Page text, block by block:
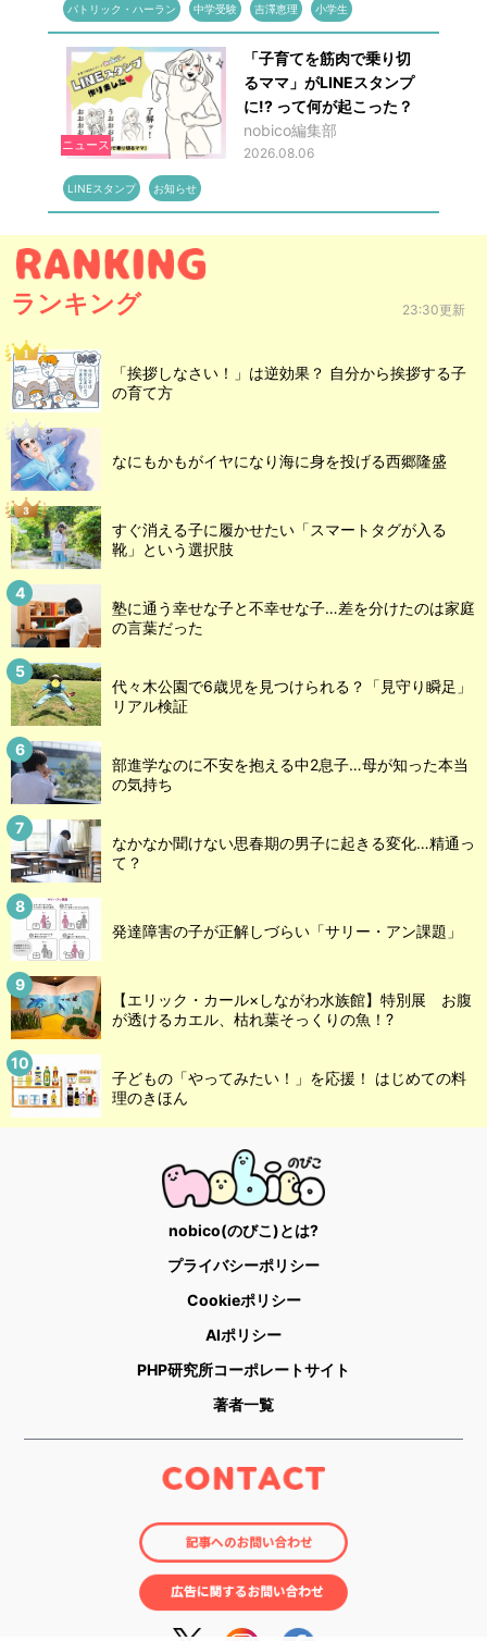
パトリック・ハーラン 中学受験 吉澤恵理 小学生
ニュース
「子育てを筋肉で乗り切
るママ」がLINEスタンプ
に!? って何が起こった？
nobico編集部
2026.08.06
LINEスタンプ お知らせ
ランキング 23:30更新
「挨拶しなさい！」は逆効果？ 自分から挨拶する子
の育て方
なにもかもがイヤになり海に身を投げる西郷隆盛
すぐ消える子に履かせたい「スマートタグが入る
靴」という選択肢
塾に通う幸せな子と不幸せな子…差を分けたのは家庭
の言葉だった
代々木公園で6歳児を見つけられる？「見守り瞬足」
リアル検証
部進学なのに不安を抱える中2息子…母が知った本当
の気持ち
なかなか聞けない思春期の男子に起きる変化…精通っ
て？
発達障害の子が正解しづらい「サリー・アン課題」
【エリック・カール×しながわ水族館】特別展 お腹
が透けるカエル、枯れ葉そっくりの魚！?
子どもの「やってみたい！」を応援！ はじめての料
理のきほん
nobico(のびこ)とは?
プライバシーポリシー
Cookieポリシー
AIポリシー
PHP研究所コーポレートサイト
著者一覧